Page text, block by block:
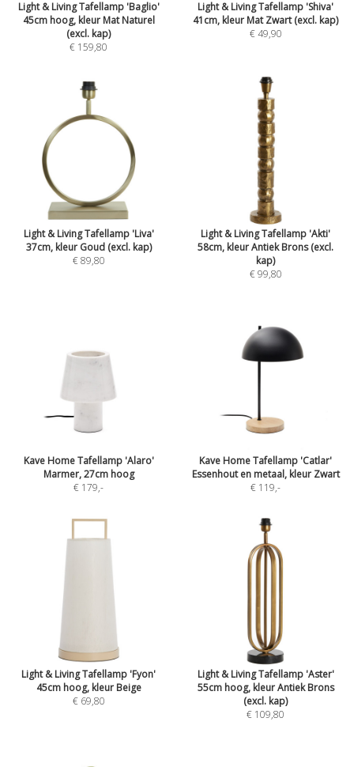
Light & Living Tafellamp 'Baglio'
45cm hoog, kleur Mat Naturel
(excl. kap)
€ 159,80
Light & Living Tafellamp 'Shiva'
41cm, kleur Mat Zwart (excl. kap)
€ 49,90
Light & Living Tafellamp 'Liva'
37cm, kleur Goud (excl. kap)
€ 89,80
Light & Living Tafellamp 'Akti'
58cm, kleur Antiek Brons (excl.
kap)
€ 99,80
Kave Home Tafellamp 'Alaro'
Marmer, 27cm hoog
€ 179,-
Kave Home Tafellamp 'Catlar'
Essenhout en metaal, kleur Zwart
€ 119,-
Light & Living Tafellamp 'Fyon'
45cm hoog, kleur Beige
€ 69,80
Light & Living Tafellamp 'Aster'
55cm hoog, kleur Antiek Brons
(excl. kap)
€ 109,80